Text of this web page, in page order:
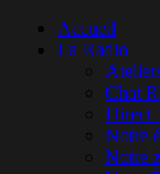
Accueil
La Radio
Chat
Direct
Notre
Notre